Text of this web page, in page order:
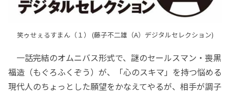
笑ゥせぇるすまん（１） (藤子不二雄（A）デジタルセレクション)
一話完結のオムニバス形式で、謎のセールスマン・喪黒
福造（もぐろふくぞう）が、「心のスキマ」を持つ悩める
現代人のちょっとした願望をかなえてやるが、相手が調子